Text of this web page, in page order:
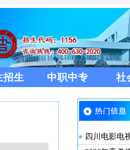
招生 中职中专 社
四川电影电